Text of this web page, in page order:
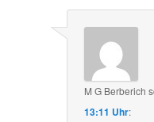
M G Berberich
13:11 Uhr: